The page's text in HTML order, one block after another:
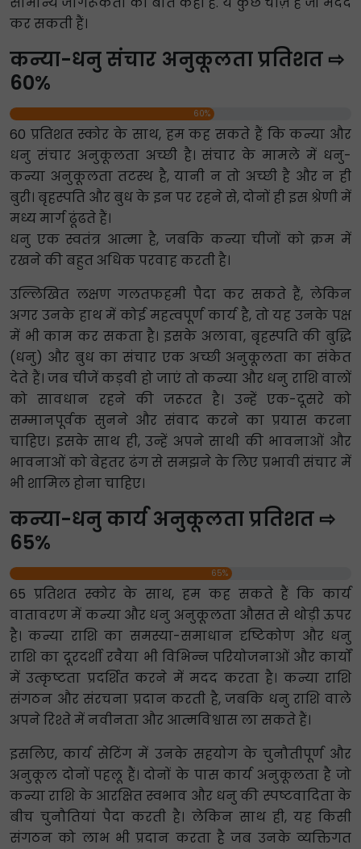
कर सकती हैं।
कन्या-धनु संचार अनुकूलता प्रतिशत ⇨
60%
60%
60 प्रतिशत स्कोर के साथ, हम कह सकते हैं कि कन्या और
धनु संचार अनुकूलता अच्छी है। संचार के मामले में धनु-
कन्या अनुकूलता तटस्थ है, यानी न तो अच्छी है और न ही
बुरी। बृहस्पति और बुध के इन पर रहने से, दोनों ही इस श्रेणी में
मध्य मार्ग ढूंढते हैं।
धनु एक स्वतंत्र आत्मा है, जबकि कन्या चीजों को क्रम में
रखने की बहुत अधिक परवाह करती है।
उल्लिखित लक्षण गलतफहमी पैदा कर सकते हैं, लेकिन
अगर उनके हाथ में कोई महत्वपूर्ण कार्य है, तो यह उनके पक्ष
में भी काम कर सकता है। इसके अलावा, बृहस्पति की बुद्धि
(धनु) और बुध का संचार एक अच्छी अनुकूलता का संकेत
देते हैं। जब चीजें कड़वी हो जाएं तो कन्या और धनु राशि वालों
को सावधान रहने की जरूरत है। उन्हें एक-दूसरे को
सम्मानपूर्वक सुनने और संवाद करने का प्रयास करना
चाहिए। इसके साथ ही, उन्हें अपने साथी की भावनाओं और
भावनाओं को बेहतर ढंग से समझने के लिए प्रभावी संचार में
भी शामिल होना चाहिए।
कन्या-धनु कार्य अनुकूलता प्रतिशत ⇨
65%
65%
65 प्रतिशत स्कोर के साथ, हम कह सकते हैं कि कार्य
वातावरण में कन्या और धनु अनुकूलता औसत से थोड़ी ऊपर
है। कन्या राशि का समस्या-समाधान दृष्टिकोण और धनु
राशि का दूरदर्शी रवैया भी विभिन्न परियोजनाओं और कार्यों
में उत्कृष्टता प्रदर्शित करने में मदद करता है। कन्या राशि
संगठन और संरचना प्रदान करती है, जबकि धनु राशि वाले
अपने रिश्ते में नवीनता और आत्मविश्वास ला सकते हैं।
इसलिए, कार्य सेटिंग में उनके सहयोग के चुनौतीपूर्ण और
अनुकूल दोनों पहलू हैं। दोनों के पास कार्य अनुकूलता है जो
कन्या राशि के आरक्षित स्वभाव और धनु की स्पष्टवादिता के
बीच चुनौतियां पैदा करती है। लेकिन साथ ही, यह किसी
संगठन को लाभ भी प्रदान करता है जब उनके व्यक्तिगत